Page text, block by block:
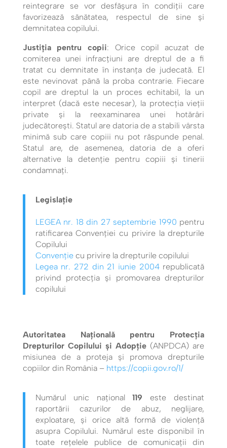
reintegrare se vor desfăşura în condiţii care
favorizează sănătatea, respectul de sine şi
demnitatea copilului.
Justiția pentru copii: Orice copil acuzat de
comiterea unei infracțiuni are dreptul de a fi
tratat cu demnitate în instanța de judecată. El
este nevinovat până la proba contrarie. Fiecare
copil are dreptul la un proces echitabil, la un
interpret (dacă este necesar), la protecția vieții
private și la reexaminarea unei hotărâri
judecătorești. Statul are datoria de a stabili vârsta
minimă sub care copiii nu pot răspunde penal.
Statul are, de asemenea, datoria de a oferi
alternative la detenție pentru copiii și tinerii
condamnați.
Legislație
LEGEA nr. 18 din 27 septembrie 1990 pentru
ratificarea Convenţiei cu privire la drepturile
Copilului
Convențiecu privire la drepturile copilului
Legea nr. 272 din 21 iunie 2004republicată
privind protecția și promovarea drepturilor
copilului
Autoritatea Națională pentru Protecția
Drepturilor Copilului și Adopție (ANPDCA) are
misiunea de a proteja și promova drepturile
copiilor din România – https://copii.gov.ro/1/
Numărul unic național119 este destinat
raportării cazurilor de abuz, neglijare,
exploatare, și orice altă formă de violență
asupra Copilului. Numărul este disponibil în
toate rețelele publice de comunicații din